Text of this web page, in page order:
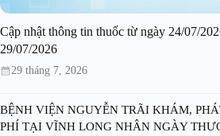
Cập nhật thông tin thuốc từ ngày 24/07/
29/07/2026
29 tháng 7, 2026
BỆNH VIỆN NGUYỄN TRÃI KHÁM,
PHÍ TẠI VĨNH LONG NHÂN NGÀY